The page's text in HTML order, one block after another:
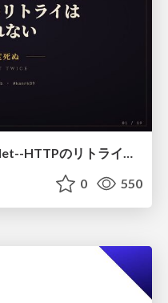
琵琶湖の水は止められてもNet--HTTPのリトライは止められない / You might be able to stop the water flow of Lake Biwa but you can't stop Net::HTTP retries
0 550